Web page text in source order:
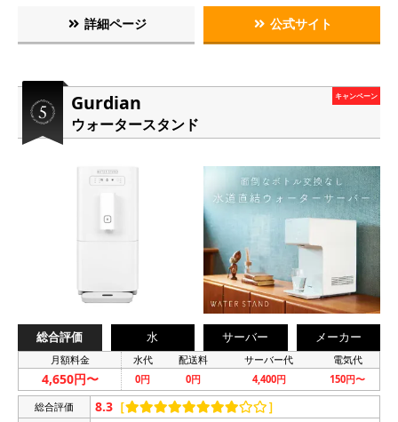
詳細ページ 公式サイト
Gurdian
ウォータースタンド
キャンペーン
総合評価 水 サーバー メーカー
月額料金 水代 配送料 サーバー代 電気代
4,650円〜 0円 0円 4,400円 150円〜
総合評価 8.3 ［ ］